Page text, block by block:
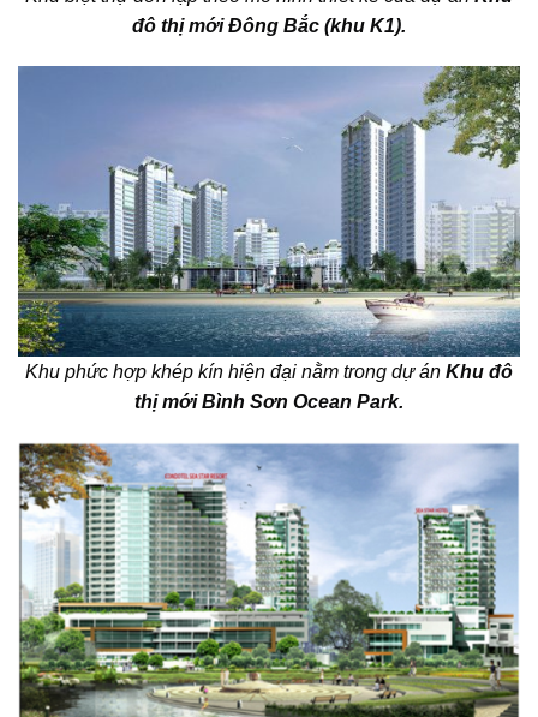
đô thị mới Đông Bắc (khu K1).
Khu phức hợp khép kín hiện đại nằm trong dự án Khu đô
thị mới Bình Sơn Ocean Park.